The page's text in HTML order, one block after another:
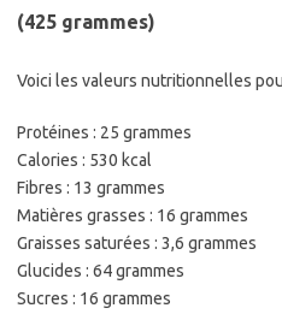
(425 grammes)
Voici les valeurs nutritionnelles
Protéines : 25 grammes
Calories : 530 kcal
Fibres : 13 grammes
Matières grasses : 16 grammes
Graisses saturées : 3,6 grammes
Glucides : 64 grammes
Sucres : 16 grammes